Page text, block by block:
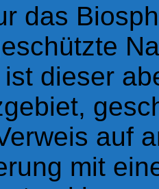
das
dieser
auf
mit